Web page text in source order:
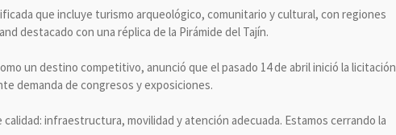
que incluye turismo arqueológico, comunitario y cultural, con regiones
destacado con una réplica de la Pirámide del Tajín.
un destino competitivo, anunció que el pasado 14 de abril inició la licitación
demanda de congresos y exposiciones.
infraestructura, movilidad y atención adecuada. Estamos cerrando la